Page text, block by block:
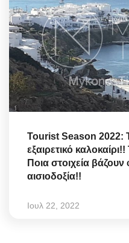
Tourist Season 2022:
εξαιρετικό
Ποια στοιχεία
αισιοδοξία!!
Ιουλ 22, 2022